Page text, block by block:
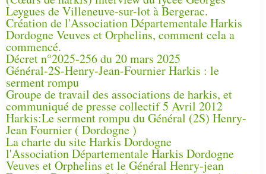
Leygues de Villeneuve-sur-lot à Bergerac.
Création de l'Association Départementale Harkis
Dordogne Veuves et Orphelins, comment cela a
commencé.
Décret n°2025-256 du 20 mars 2025
Général-2S-Henry-Jean-Fournier Harkis : le
serment rompu
Groupe de travail des associations de harkis, et
communiqué de presse collectif 5 Avril 2012
Harkis:Le serment rompu du Général (2S) Henry-
Jean Fournier ( Dordogne )
La charte du site Harkis Dordogne
l'Association Départementale Harkis Dordogne
Veuves et Orphelins et le Général Henry-jean